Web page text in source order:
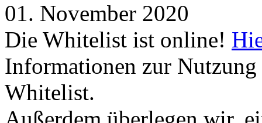
01. November 2020
Die Whitelist ist online!
Informationen zur
Whitelist.